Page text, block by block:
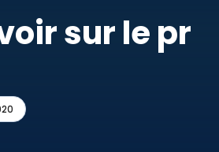
sur le pr